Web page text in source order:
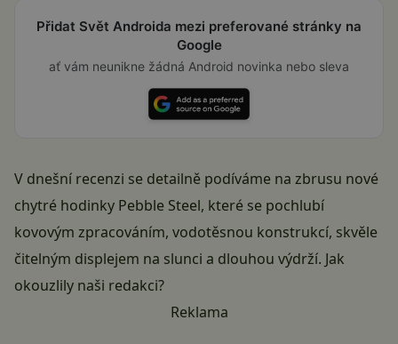
Přidat Svět Androida mezi preferované stránky na
Google
ať vám neunikne žádná Android novinka nebo sleva
V dnešní recenzi se detailně podíváme na zbrusu nové
chytré hodinky Pebble Steel, které se pochlubí
kovovým zpracováním, vodotěsnou konstrukcí, skvěle
čitelným displejem na slunci a dlouhou výdrží. Jak
okouzlily naši redakci?
Reklama